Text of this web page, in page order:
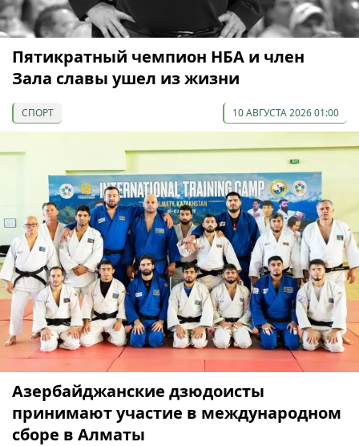
Пятикратный чемпион НБА и член
Зала славы ушел из жизни
СПОРТ 10 АВГУСТА 2026 01:00
Азербайджанские дзюдоисты
принимают участие в международном
сборе в Алматы